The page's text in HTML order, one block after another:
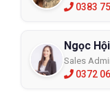
0383
Ngọc Hội
Sales
0372